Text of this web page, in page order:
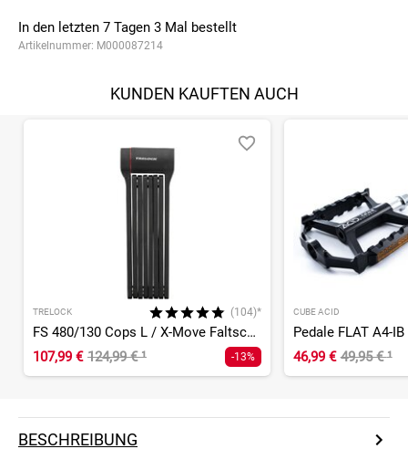
In den letzten 7 Tagen 3 Mal bestellt
Artikelnummer: M000087214
KUNDEN KAUFTEN AUCH
TRELOCK (104)*
FS 480/130 Cops L / X-Move Faltschloss
107,99 € 124,99 €¹ -13%
CUBE ACID
Pedale FLAT A4-
46,99 € 49,95 €¹
BESCHREIBUNG